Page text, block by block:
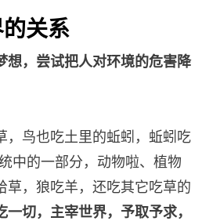
关系
想，尝试把人对环境的危害降
，鸟也吃土里的蚯蚓，蚯蚓吃
中的一部分，动物啦、植物
草，狼吃羊，还吃其它吃草的
一切，主宰世界，予取予求，